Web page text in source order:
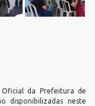
da Prefeitura de
disponibilizadas neste